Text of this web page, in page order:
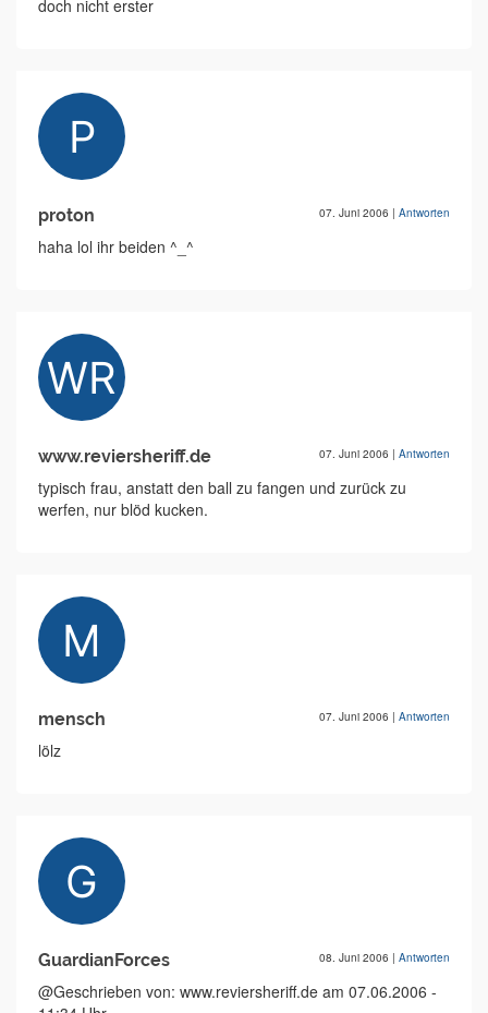
doch nicht erster
proton 07. Juni 2006 | Antworten
haha lol ihr beiden ^_^
www.reviersheriff.de 07. Juni 2006 | Antworten
typisch frau, anstatt den ball zu fangen und zurück zu
werfen, nur blöd kucken.
mensch 07. Juni 2006 | Antworten
lölz
GuardianForces 08. Juni 2006 | Antworten
@Geschrieben von: www.reviersheriff.de am 07.06.2006 -